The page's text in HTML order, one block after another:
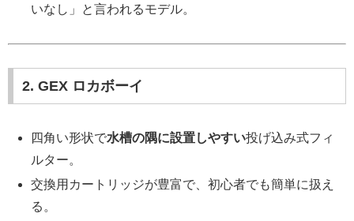
いなし」と言われるモデル。
2. GEX ロカボーイ
四角い形状で水槽の隅に設置しやすい投げ込み式フィ
ルター。
交換用カートリッジが豊富で、初心者でも簡単に扱え
る。